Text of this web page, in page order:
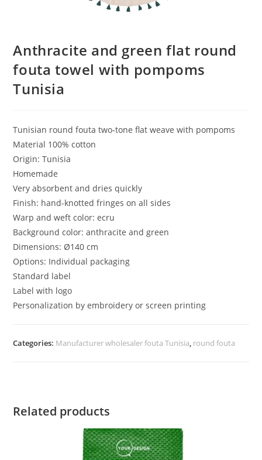
Anthracite and green flat round
fouta towel with pompoms
Tunisia
Tunisian round fouta two-tone flat weave with pompoms
Material 100% cotton
Origin: Tunisia
Homemade
Very absorbent and dries quickly
Finish: hand-knotted fringes on all sides
Warp and weft color: ecru
Background color: anthracite and green
Dimensions: Ø140 cm
Options: Individual packaging
Standard label
Label with logo
Personalization by embroidery or screen printing
Categories: Manufacturer wholesaler fouta Tunisia, round fouta
Related products